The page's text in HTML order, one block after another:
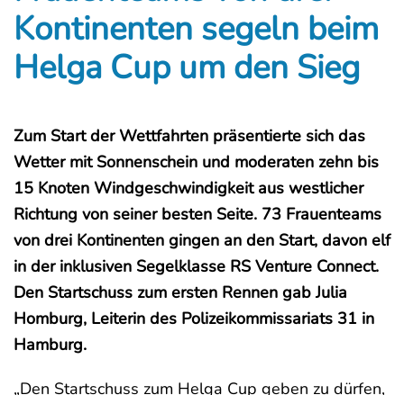
Kontinenten segeln beim
Helga Cup um den Sieg
Zum Start der Wettfahrten präsentierte sich das
Wetter mit Sonnenschein und moderaten zehn bis
15 Knoten Windgeschwindigkeit aus westlicher
Richtung von seiner besten Seite. 73 Frauenteams
von drei Kontinenten gingen an den Start, davon elf
in der inklusiven Segelklasse RS Venture Connect.
Den Startschuss zum ersten Rennen gab Julia
Homburg, Leiterin des Polizeikommissariats 31 in
Hamburg.
„Den Startschuss zum Helga Cup geben zu dürfen,